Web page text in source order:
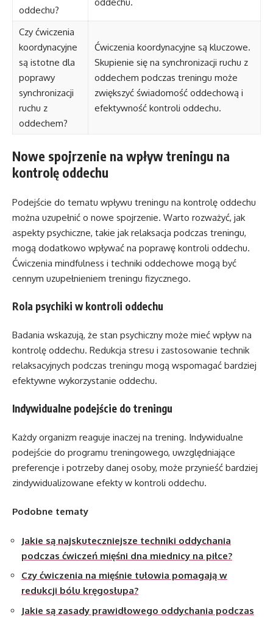
oddechu?
Czy ćwiczenia
koordynacyjne
są istotne dla
poprawy
synchronizacji
ruchu z
oddechem?
Ćwiczenia koordynacyjne są kluczowe.
Skupienie się na synchronizacji ruchu z
oddechem podczas treningu może
zwiększyć świadomość oddechową i
efektywność kontroli oddechu.
Nowe spojrzenie na wpływ treningu na
kontrolę oddechu
Podejście do tematu wpływu treningu na kontrolę oddechu
można uzupełnić o nowe spojrzenie. Warto rozważyć, jak
aspekty psychiczne, takie jak relaksacja podczas treningu,
mogą dodatkowo wpływać na poprawę kontroli oddechu.
Ćwiczenia mindfulness i techniki oddechowe mogą być
cennym uzupełnieniem treningu fizycznego.
Rola psychiki w kontroli oddechu
Badania wskazują, że stan psychiczny może mieć wpływ na
kontrolę oddechu. Redukcja stresu i zastosowanie technik
relaksacyjnych podczas treningu mogą wspomagać bardziej
efektywne wykorzystanie oddechu.
Indywidualne podejście do treningu
Każdy organizm reaguje inaczej na trening. Indywidualne
podejście do programu treningowego, uwzględniające
preferencje i potrzeby danej osoby, może przynieść bardziej
zindywidualizowane efekty w kontroli oddechu.
Podobne tematy
Jakie są najskuteczniejsze techniki oddychania
podczas ćwiczeń mięśni dna miednicy na piłce?
Czy ćwiczenia na mięśnie tułowia pomagają w
redukcji bólu kręgosłupa?
Jakie są zasady prawidłowego oddychania podczas